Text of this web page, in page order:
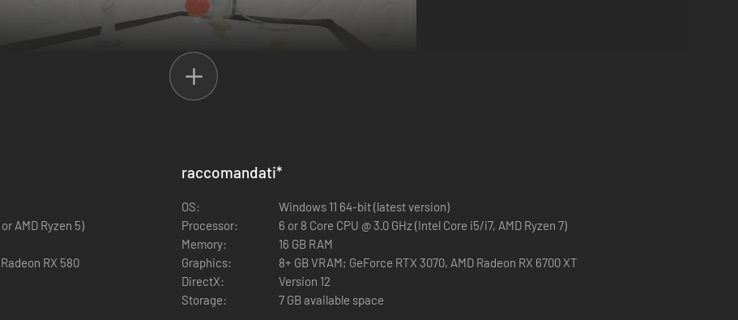
tipo di oggetti! Come grandi scatole. O piccole scatole. O grandi casse. O WorkerDroid* super sicuri, amichevoli e decisamente
AMD Ryzen 5)
RX 580
raccomandati*
OS:
Windows 11 64-bit (latest version)
Processor:
6 or 8 Core CPU @ 3.0 GHz (Intel Core i5/i7, AMD Ryzen 7)
Memory:
16 GB RAM
Graphics:
8+ GB VRAM; GeForce RTX 3070, AMD Radeon RX 6700 XT
DirectX:
Version 12
Storage:
7 GB available space